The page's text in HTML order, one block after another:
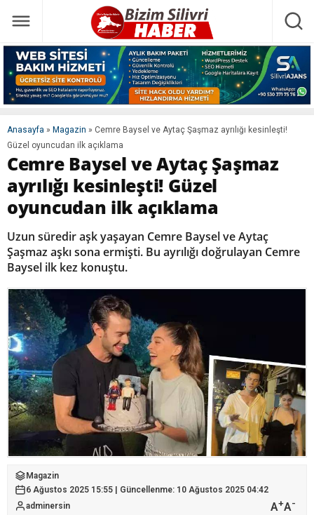
Anasayfa » Magazin » Cemre Baysel ve Aytaç Şaşmaz ayrılığı kesinleşti!
Güzel oyuncudan ilk açıklama
Cemre Baysel ve Aytaç Şaşmaz
ayrılığı kesinleşti! Güzel
oyuncudan ilk açıklama
Uzun süredir aşk yaşayan Cemre Baysel ve Aytaç
Şaşmaz aşkı sona ermişti. Bu ayrılığı doğrulayan Cemre
Baysel ilk kez konuştu.
Magazin
6 Ağustos 2025 15:55 | Güncellenme: 10 Ağustos 2025 04:42
adminersin
A+A-